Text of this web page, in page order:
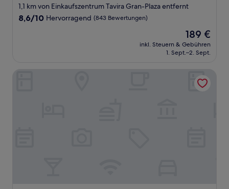
Sterne-
Unterkunft
1,1 km von Einkaufszentrum Tavira Gran-Plaza entfernt
8.6
8,6/10 Hervorragend (843 Bewertungen)
Der
Preis
beträgt
189 €
inkl. Steuern & Gebühren
1. Sept.–2. Sept.
Palácio de Tavira, a Small Luxury Hotel of the World